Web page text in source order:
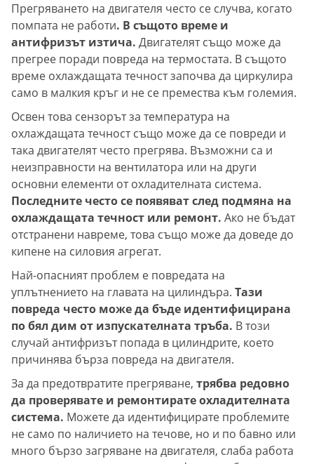
Прегряването на двигателя често се случва, когато
помпата не работи. В същото време и
антифризът изтича. Двигателят също може да
прегрее поради повреда на термостата. В същото
време охлаждащата течност започва да циркулира
само в малкия кръг и не се премества към големия.
Освен това сензорът за температура на
охлаждащата течност също може да се повреди и
така двигателят често прегрява. Възможни са и
неизправности на вентилатора или на други
основни елементи от охладителната система.
Последните често се появяват след подмяна на
охлаждащата течност или ремонт. Ако не бъдат
отстранени навреме, това също може да доведе до
кипене на силовия агрегат.
Най-опасният проблем е повредата на
уплътнението на главата на цилиндъра. Тази
повреда често може да бъде идентифицирана
по бял дим от изпускателната тръба. В този
случай антифризът попада в цилиндрите, което
причинява бърза повреда на двигателя.
За да предотвратите прегряване, трябва редовно
да проверявате и ремонтирате охладителната
система. Можете да идентифицирате проблемите
не само по наличието на течове, но и по бавно или
много бързо загряване на двигателя, слаба работа